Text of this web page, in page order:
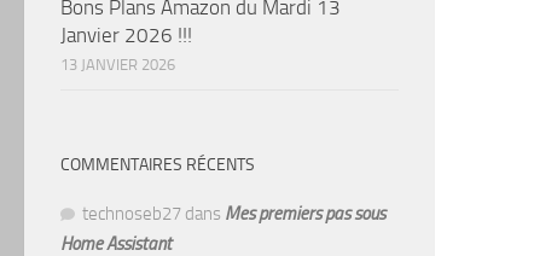
Bons Plans Amazon du Mardi 13
Janvier 2026 !!!
13 JANVIER 2026
COMMENTAIRES RÉCENTS
technoseb27 dans Mes premiers pas sous
Home Assistant